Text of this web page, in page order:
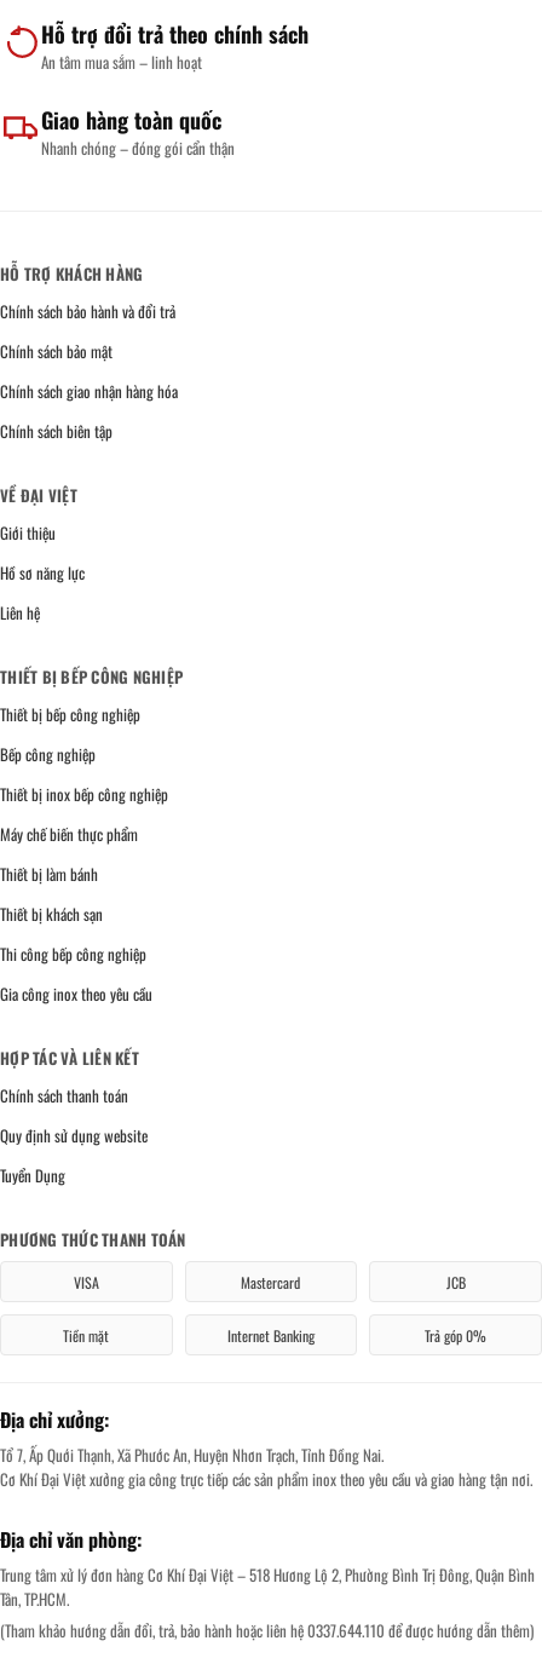
Hỗ trợ đổi trả theo chính sách
An tâm mua sắm – linh hoạt
Giao hàng toàn quốc
Nhanh chóng – đóng gói cẩn thận
HỖ TRỢ KHÁCH HÀNG
Chính sách bảo hành và đổi trả
Chính sách bảo mật
Chính sách giao nhận hàng hóa
Chính sách biên tập
VỀ ĐẠI VIỆT
Giới thiệu
Hồ sơ năng lực
Liên hệ
THIẾT BỊ BẾP CÔNG NGHIỆP
Thiết bị bếp công nghiệp
Bếp công nghiệp
Thiết bị inox bếp công nghiệp
Máy chế biến thực phẩm
Thiết bị làm bánh
Thiết bị khách sạn
Thi công bếp công nghiệp
Gia công inox theo yêu cầu
HỢP TÁC VÀ LIÊN KẾT
Chính sách thanh toán
Quy định sử dụng website
Tuyển Dụng
PHƯƠNG THỨC THANH TOÁN
VISA Mastercard JCB
Tiền mặt Internet Banking Trả góp 0%
Địa chỉ xưởng:
Tổ 7, Ấp Quới Thạnh, Xã Phước An, Huyện Nhơn Trạch, Tỉnh Đồng Nai.
Cơ Khí Đại Việt xưởng gia công trực tiếp các sản phẩm inox theo yêu cầu và giao hàng tận nơi.
Địa chỉ văn phòng:
Trung tâm xử lý đơn hàng Cơ Khí Đại Việt – 518 Hương Lộ 2, Phường Bình Trị Đông, Quận Bình
Tân, TP.HCM.
(Tham khảo hướng dẫn đổi, trả, bảo hành hoặc liên hệ 0337.644.110 để được hướng dẫn thêm)